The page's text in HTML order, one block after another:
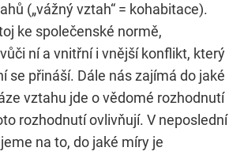
(„vážný vztah“ = kohabitace).
ke společenské normě,
ní a vnitřní i vnější konflikt, který
se přináší. Dále nás zajímá do jaké
vztahu jde o vědomé rozhodnutí
rozhodnutí ovlivňují. V neposlední
na to, do jaké míry je